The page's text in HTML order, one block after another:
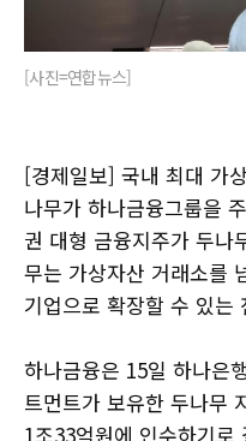
[사진=연합뉴스]
[경제일보] 국내 최대 가
나무가 하나금융그룹을
권 대형 금융지주가 두나
무는 가상자산 거래소를
기업으로 확장할 수 있는
하나금융은 15일 하나은
트먼트가 보유한 두나무
1조33억원에 인수하기로